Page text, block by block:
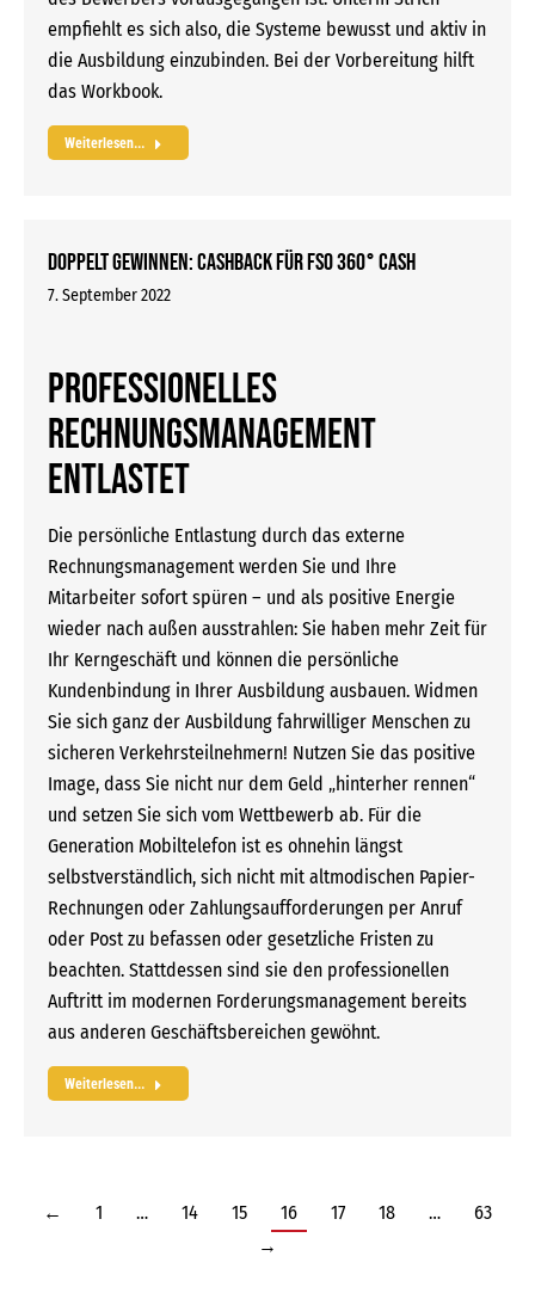
empfiehlt es sich also, die Systeme bewusst und aktiv in
die Ausbildung einzubinden. Bei der Vorbereitung hilft
das Workbook.
Weiterlesen...
Doppelt gewinnen: Cashback für FSO 360° CASH
7. September 2022
Professionelles
Rechnungsmanagement
entlastet
Die persönliche Entlastung durch das externe
Rechnungsmanagement werden Sie und Ihre
Mitarbeiter sofort spüren – und als positive Energie
wieder nach außen ausstrahlen: Sie haben mehr Zeit für
Ihr Kerngeschäft und können die persönliche
Kundenbindung in Ihrer Ausbildung ausbauen. Widmen
Sie sich ganz der Ausbildung fahrwilliger Menschen zu
sicheren Verkehrsteilnehmern! Nutzen Sie das positive
Image, dass Sie nicht nur dem Geld „hinterher rennen“
und setzen Sie sich vom Wettbewerb ab. Für die
Generation Mobiltelefon ist es ohnehin längst
selbstverständlich, sich nicht mit altmodischen Papier-
Rechnungen oder Zahlungsaufforderungen per Anruf
oder Post zu befassen oder gesetzliche Fristen zu
beachten. Stattdessen sind sie den professionellen
Auftritt im modernen Forderungsmanagement bereits
aus anderen Geschäftsbereichen gewöhnt.
Weiterlesen...
← 1 … 14 15 16 17 18 …
63
→